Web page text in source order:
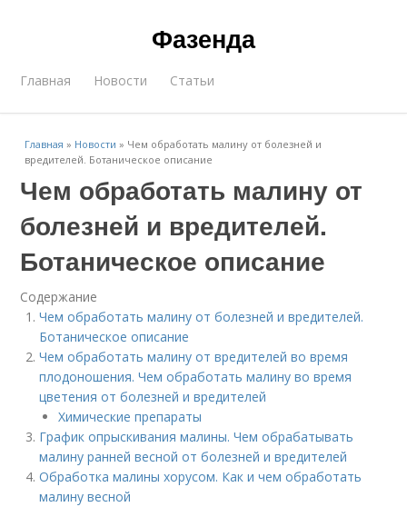
Фазенда
Главная Новости Статьи
Главная » Новости » Чем обработать малину от болезней и
вредителей. Ботаническое описание
Чем обработать малину от
болезней и вредителей.
Ботаническое описание
Содержание
Чем обработать малину от болезней и вредителей.
Ботаническое описание
Чем обработать малину от вредителей во время
плодоношения. Чем обработать малину во время
цветения от болезней и вредителей
Химические препараты
График опрыскивания малины. Чем обрабатывать
малину ранней весной от болезней и вредителей
Обработка малины хорусом. Как и чем обработать
малину весной